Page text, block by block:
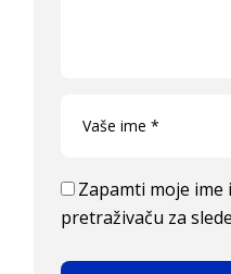
Zapamti moje ime
pretraživaču za